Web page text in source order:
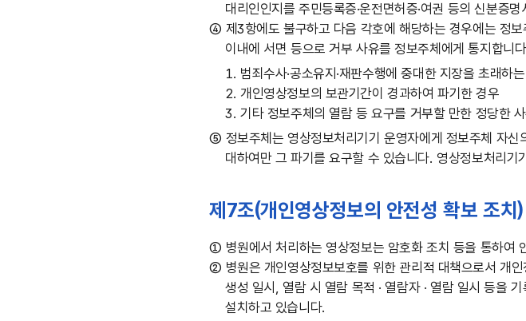
대리인인지를 주민등록증·운전면허증·여권 등의 신분증
④ 제3항에도 불구하고 다음 각호에 해당하는 경우에는 정
이내에 서면 등으로 거부 사유를 정보주체에게 통지합니
1. 범죄수사·공소유지·재판수행에 중대한 지장을 초래하
2. 개인영상정보의 보관기간이 경과하여 파기한 경우
3. 기타 정보주체의 열람 등 요구를 거부할 만한 정당한
⑤ 정보주체는 영상정보처리기기 운영자에게 정보주체 자
대하여만 그 파기를 요구할 수 있습니다. 영상정보처리
제7조(개인영상정보의 안전성 확보 조치)
① 병원에서 처리하는 영상정보는 암호화 조치 등을 통하여
② 병원은 개인영상정보보호를 위한 관리적 대책으로서 개
생성 일시, 열람 시 열람 목적 · 열람자 · 열람 일시 등을
설치하고 있습니다.